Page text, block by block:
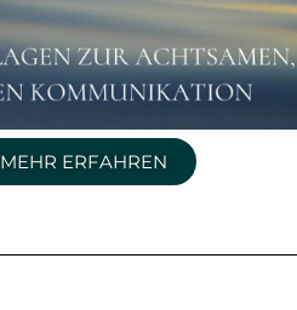
MEHR ERFAHREN